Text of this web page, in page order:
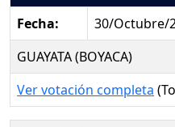
Fecha:
30/Octubre/
GUAYATA (BOYACA)
Ver votación completa